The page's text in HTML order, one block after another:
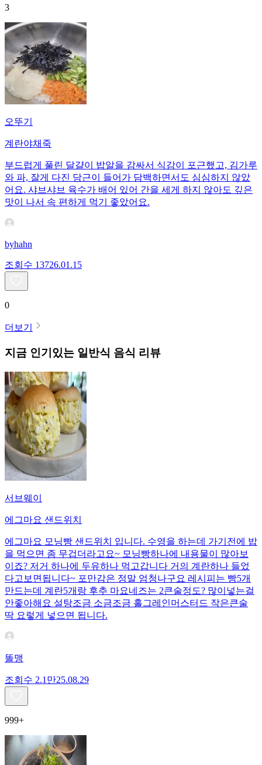
3
오뚜기
계란야채죽
부드럽게 풀린 달걀이 밥알을 감싸서 식감이 포근했고, 김가루
와 파, 잘게 다진 당근이 들어가 담백하면서도 심심하지 않았
어요. 샤브샤브 육수가 배어 있어 간을 세게 하지 않아도 깊은
맛이 나서 속 편하게 먹기 좋았어요.
byhahn
조회수 13726.01.15
0
더보기
지금 인기있는 일반식 음식 리뷰
서브웨이
에그마요 샌드위치
에그마요 모닝빵 샌드위치 입니다. 수영을 하는데 가기전에 밥
을 먹으면 좀 무겁더라고요~ 모닝빵하나에 내용물이 많아보
이죠? 저거 하나에 두유하나 먹고갑니다 거의 계란하나 들었
다고보면됩니다~ 포만감은 정말 엄청나구요 레시피는 빵5개
만드는데 계란5개랑 후추 마요네즈는 2큰술정도? 많이넣는걸
안좋아해요 설탕조금 소금조금 홀그레인머스터드 작은큰술
딱 요렇게 넣으면 됩니다.
똘맹
조회수 2.1만25.08.29
999+